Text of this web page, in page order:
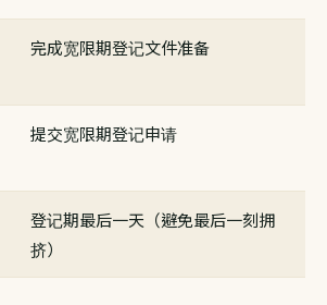
完成宽限期登记文件准备
提交宽限期登记申请
登记期最后一天（避免最后一刻拥
挤）